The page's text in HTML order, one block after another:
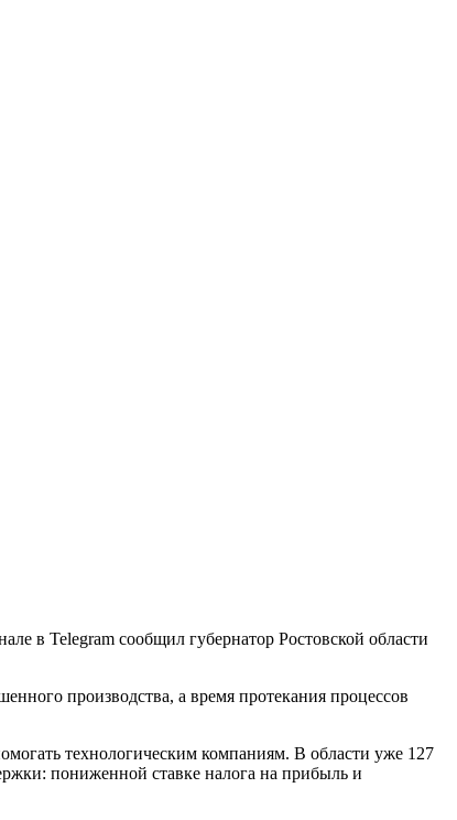
в Telegram cообщил губернатор Ростовской области
производства, а время протекания процессов
технологическим компаниям. В области уже 127
пониженной ставке налога на прибыль и